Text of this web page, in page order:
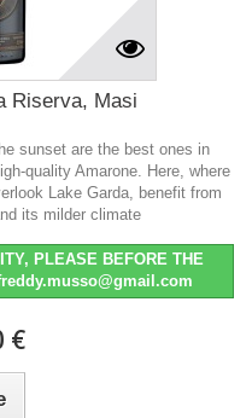
Riserva, Masi
sunset are the best ones in
quality Amarone. Here, where
Lake Garda, benefit from
its milder climate
PLEASE BEFORE THE
€